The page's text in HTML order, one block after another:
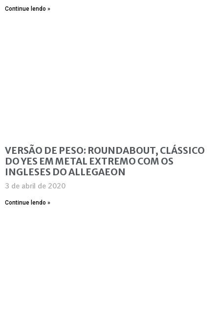
Continue lendo »
VERSÃO DE PESO: ROUNDABOUT, CLÁSSICO
DO YES EM METAL EXTREMO COM OS
INGLESES DO ALLEGAEON
3 de abril de 2020
Continue lendo »